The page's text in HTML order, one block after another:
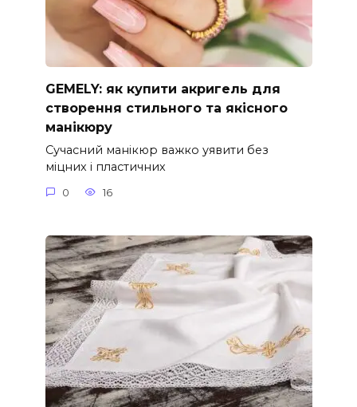
GEMELY: як купити акригель для
створення стильного та якісного
манікюру
Сучасний манікюр важко уявити без
міцних і пластичних
0 16